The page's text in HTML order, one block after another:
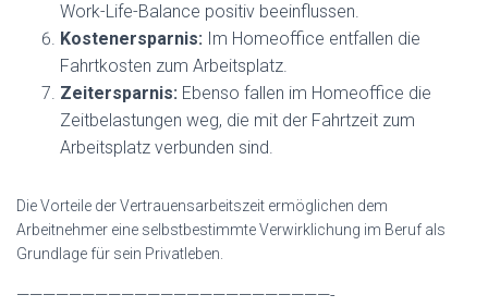
Work-Life-Balance positiv beeinflussen.
Kostenersparnis: Im Homeoffice entfallen die
Fahrtkosten zum Arbeitsplatz.
Zeitersparnis: Ebenso fallen im Homeoffice die
Zeitbelastungen weg, die mit der Fahrtzeit zum
Arbeitsplatz verbunden sind.
Die Vorteile der Vertrauensarbeitszeit ermöglichen dem
Arbeitnehmer eine selbstbestimmte Verwirklichung im Beruf als
Grundlage für sein Privatleben.
————————————————————————-